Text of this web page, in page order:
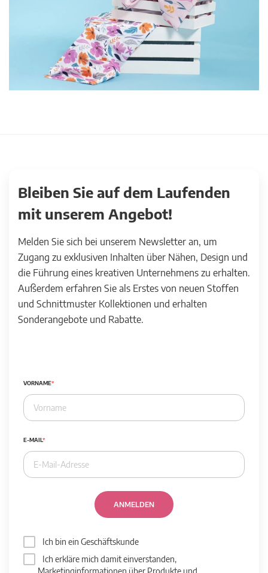
Bleiben Sie auf dem Laufenden
mit unserem Angebot!
Melden Sie sich bei unserem Newsletter an, um
Zugang zu exklusiven Inhalten über Nähen, Design und
die Führung eines kreativen Unternehmens zu erhalten.
Außerdem erfahren Sie als Erstes von neuen Stoffen
und Schnittmuster Kollektionen und erhalten
Sonderangebote und Rabatte.
VORNAME
E-MAIL
ANMELDEN
Ich bin ein Geschäftskunde
Ich erkläre mich damit einverstanden,